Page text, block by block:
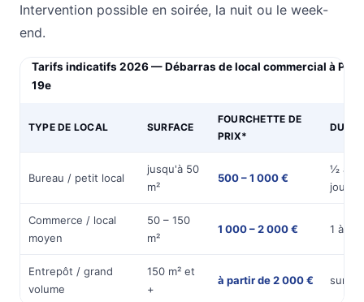
Intervention possible en soirée, la nuit ou le week-
end.
Tarifs indicatifs 2026 — Débarras de local commercial à
19e
TYPE DE LOCAL SURFACE
FOURCHETTE DE
PRIX*
DURÉE
Bureau / petit local
jusqu'à 50
m²
500 – 1 000 €
½ à 1
Commerce / local
moyen
50 – 150
m²
1 000 – 2 000 € 1 à 2
Entrepôt / grand
volume
150 m² et
+
à partir de 2 000 € sur